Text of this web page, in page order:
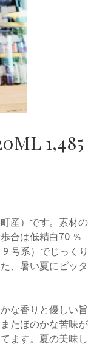
1,485
産）です。素材の
合は低精白70 ％
号系）でじっくり
、暑い夏にピッタ
な香りと優しい旨
たほのかな苦味が
ます。夏の美味し